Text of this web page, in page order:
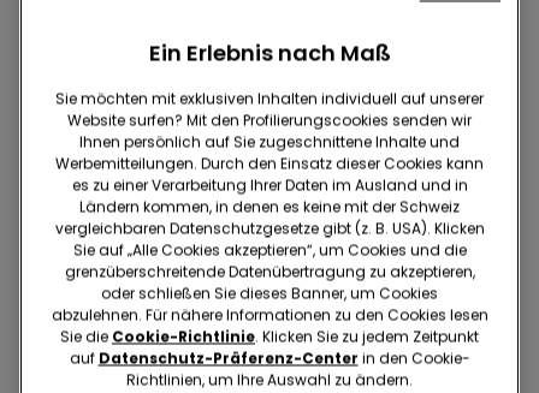
-70% Recyceltes Mikrofaser
2 Farben
Ein Erlebnis nach Maß
Sie möchten mit exklusiven Inhalten individuell auf unserer
Website surfen? Mit den Profilierungscookies senden wir
Ihnen persönlich auf Sie zugeschnittene Inhalte und
Werbemitteilungen. Durch den Einsatz dieser Cookies kann
es zu einer Verarbeitung Ihrer Daten im Ausland und in
Ländern kommen, in denen es keine mit der Schweiz
vergleichbaren Datenschutzgesetze gibt (z. B. USA). Klicken
Sie auf „Alle Cookies akzeptieren“, um Cookies und die
grenzüberschreitende Datenübertragung zu akzeptieren,
oder schließen Sie dieses Banner, um Cookies
abzulehnen. Für nähere Informationen zu den Cookies lesen
Sie die Cookie-Richtlinie. Klicken Sie zu jedem Zeitpunkt
auf Datenschutz-Präferenz-Center in den Cookie-
Richtlinien, um Ihre Auswahl zu ändern.